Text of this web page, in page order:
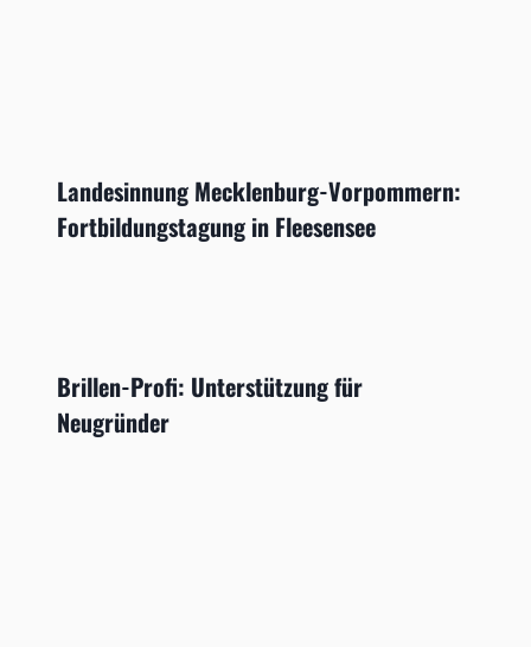
Landesinnung Mecklenburg-Vorpommern:
Fortbildungstagung in Fleesensee
Brillen-Profi: Unterstützung für
Neugründer